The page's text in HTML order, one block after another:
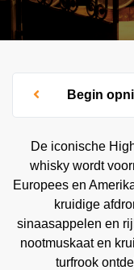
Begin
De iconische
whisky wordt
Europees en
kruidige
sinaasappelen en
nootmuskaat en
turfrook